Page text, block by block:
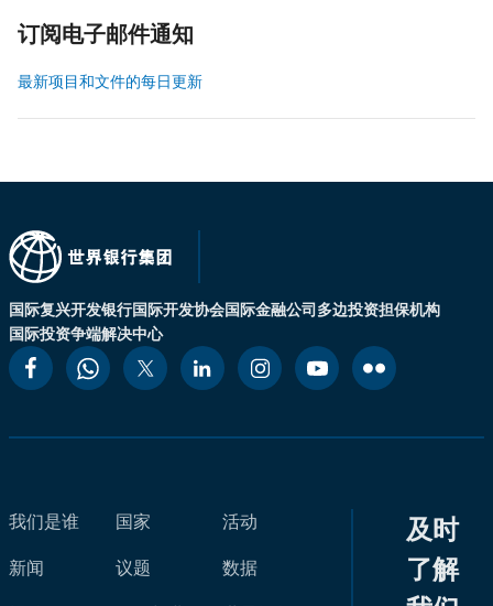
订阅电子邮件通知
最新项目和文件的每日更新
国际复兴开发银行国际开发协会国际金融公司多边投资担保机构
国际投资争端解决中心
我们是谁
新闻
国家
议题
活动
数据
及时
了解